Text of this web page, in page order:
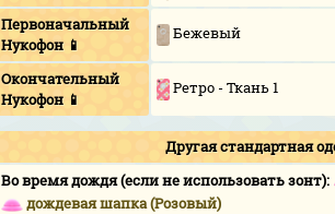
Первоначальный
Нукофон 📱
Бежевый
Окончательный
Нукофон 📱
Ретро - Ткань 1
Другая стандартная
Во время дождя (если не использовать зонт):
дождевая шапка (Розовый)